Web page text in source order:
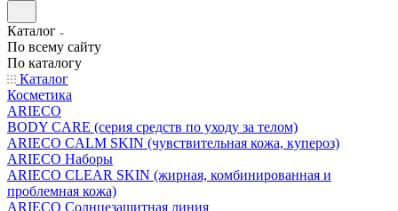
Каталог
По всему сайту
По каталогу
Каталог
Косметика
ARIECO
BODY CARE (серия средств по уходу за телом)
ARIECO CALM SKIN (чувствительная кожа, купероз)
ARIECO Наборы
ARIECO CLEAR SKIN (жирная, комбинированная и
проблемная кожа)
ARIECO Солнцезащитная линия